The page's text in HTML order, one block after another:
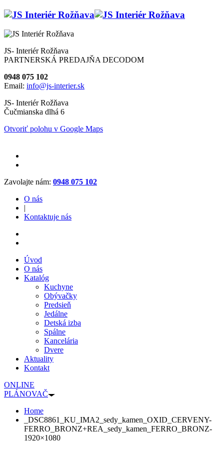
JS- Interiér Rožňava
PARTNERSKÁ PREDAJŇA DECODOM
0948 075 102
Email: info@js-interier.sk
JS- Interiér Rožňava
Čučmianska dlhá 6
Otvoriť polohu v Google Maps
Zavolajte nám: 0948 075 102
O nás
|
Kontaktuje nás
Úvod
O nás
Katalóg
Kuchyne
Obývačky
Predsieň
Jedálne
Detská izba
Spálne
Kancelária
Dvere
Aktuality
Kontakt
ONLINE
PLÁNOVAČ
Home
_DSC8861_KU_IMA2_sedy_kamen_OXID_CERVENY-
FERRO_BRONZ+REA_sedy_kamen_FERRO_BRONZ-
1920×1080